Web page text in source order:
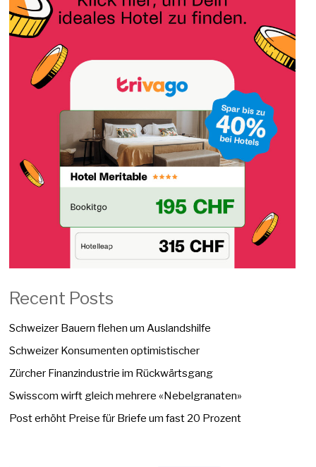
Recent Posts
Schweizer Bauern flehen um Auslandshilfe
Schweizer Konsumenten optimistischer
Zürcher Finanzindustrie im Rückwärtsgang
Swisscom wirft gleich mehrere «Nebelgranaten»
Post erhöht Preise für Briefe um fast 20 Prozent